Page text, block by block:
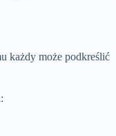
każdy może podkreślić